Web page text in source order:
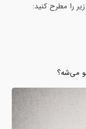
را مطرح کنید:
می‌شه؟